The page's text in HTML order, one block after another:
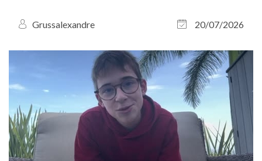
Grussalexandre 20/07/2026